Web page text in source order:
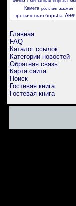
Флэйм смешанная борьба
Камета рестлинг жасмин
эротическая борьба
Главная
FAQ
Каталог ссылок
Категории новостей
Обратная связь
Карта сайта
Поиск
Гостевая книга
Гостевая книга